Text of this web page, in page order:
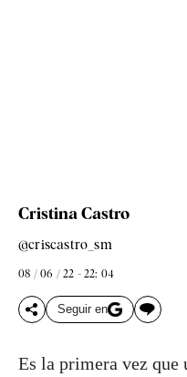
Cristina Castro
@criscastro_sm
08 / 06 / 22 - 22: 04
Seguir en
Es la primera vez que